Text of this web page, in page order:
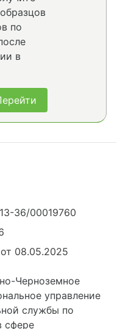
по
в
36/00019760
08.05.2025
Черноземное
управление
службы по
сфере